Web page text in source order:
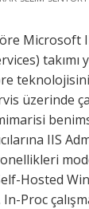
Microsoft
takımı
üzerinde
IIS
Hosted
In-Proc